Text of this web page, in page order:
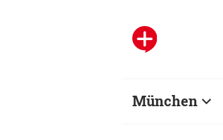
München